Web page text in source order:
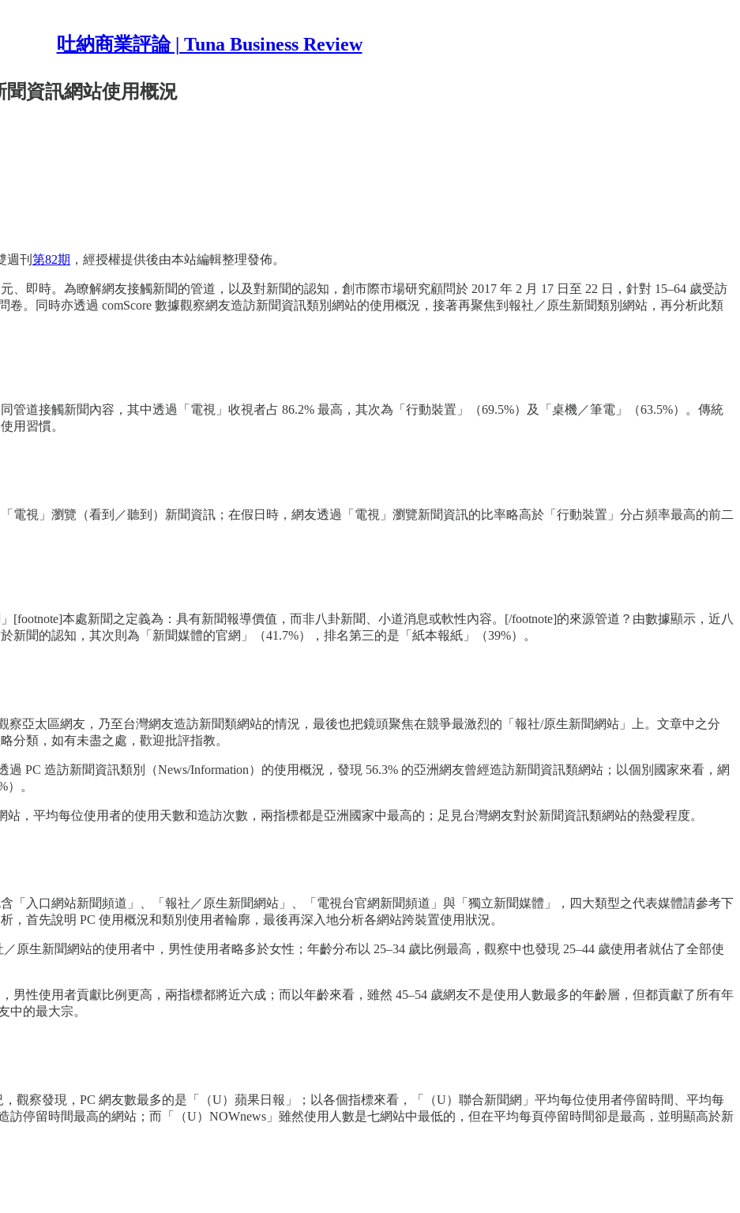
吐納商業評論 | Tuna Business Review
資訊網站使用概況
週刊 第82期 ，經授權提供後由本站編輯整理發佈。
即時。為瞭解網友接觸新聞的管道，以及對新聞的認知，創市際市場研究顧問於 2017 年 2 月 17 日至 22 日，針對 15–64 歲受訪
卷。同時亦透過 comScore 數據觀察網友造訪新聞資訊類別網站的使用概況，接著再聚焦到報社／原生新聞類別網站，再分析此類
道接觸新聞內容，其中透過「電視」收視者占 86.2% 最高，其次為「行動裝置」（69.5%）及「桌機／筆電」（63.5%）。傳統
用習慣。
電視」瀏覽（看到／聽到）新聞資訊；在假日時，網友透過「電視」瀏覽新聞資訊的比率略高於「行動裝置」分占頻率最高的前二
[footnote]本處新聞之定義為：具有新聞報導價值，而非八卦新聞、小道消息或軟性內容。[/footnote]的來源管道？由數據顯示，近八
聞的認知，其次則為「新聞媒體的官網」（41.7%），排名第三的是「紙本報紙」（39%）。
察亞太區網友，乃至台灣網友造訪新聞類網站的情況，最後也把鏡頭聚焦在競爭最激烈的「報社/原生新聞網站」上。文章中之分
分類，如有未盡之處，歡迎批評指教。
過 PC 造訪新聞資訊類別（News/Information）的使用概況，發現 56.3% 的亞洲網友曾經造訪新聞資訊類網站；以個別國家來看，網
。
站，平均每位使用者的使用天數和造訪次數，兩指標都是亞洲國家中最高的；足見台灣網友對於新聞資訊類網站的熱愛程度。
「入口網站新聞頻道」、「報社／原生新聞網站」、「電視台官網新聞頻道」與「獨立新聞媒體」，四大類型之代表媒體請參考下
首先說明 PC 使用概況和類別使用者輪廓，最後再深入地分析各網站跨裝置使用狀況。
原生新聞網站的使用者中，男性使用者略多於女性；年齡分布以 25–34 歲比例最高，觀察中也發現 25–44 歲使用者就佔了全部使
男性使用者貢獻比例更高，兩指標都將近六成；而以年齡來看，雖然 45–54 歲網友不是使用人數最多的年齡層，但都貢獻了所有年
中的最大宗。
觀察發現，PC 網友數最多的是「（U）蘋果日報」；以各個指標來看，「（U）聯合新聞網」平均每位使用者停留時間、平均每
停留時間最高的網站；而「（U）NOWnews」雖然使用人數是七網站中最低的，但在平均每頁停留時間卻是最高，並明顯高於新